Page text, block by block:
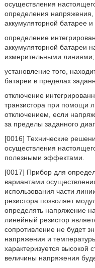
осуществления
определения
аккумуляторной батарее
определение
аккумуляторной батареи
измерительными линиями;
установление того,
батареи в пределах
отключение
транзистора при помощи
отключением, если
за пределы заданного
[0016] Технические
осуществления
полезными эффектами.
[0017] Прибор для
вариантами
использования части
резистора позволяет
определять напряжение
линейный резистор
сопротивление не будет
напряжения и
характеризуется высокой
величины напряжения